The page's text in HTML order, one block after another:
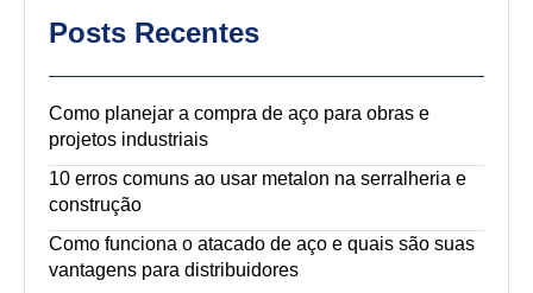
Posts Recentes
Como planejar a compra de aço para obras e
projetos industriais
10 erros comuns ao usar metalon na serralheria e
construção
Como funciona o atacado de aço e quais são suas
vantagens para distribuidores